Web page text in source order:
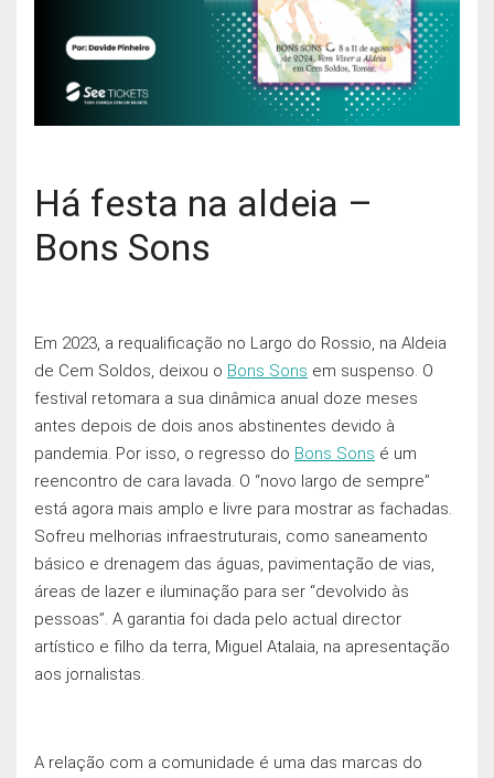
Há festa na aldeia –
Bons Sons
Em 2023, a requalificação no Largo do Rossio, na Aldeia
de Cem Soldos, deixou o Bons Sons em suspenso. O
festival retomara a sua dinâmica anual doze meses
antes depois de dois anos abstinentes devido à
pandemia. Por isso, o regresso do Bons Sons é um
reencontro de cara lavada. O “novo largo de sempre”
está agora mais amplo e livre para mostrar as fachadas.
Sofreu melhorias infraestruturais, como saneamento
básico e drenagem das águas, pavimentação de vias,
áreas de lazer e iluminação para ser “devolvido às
pessoas”. A garantia foi dada pelo actual director
artístico e filho da terra, Miguel Atalaia, na apresentação
aos jornalistas.
A relação com a comunidade é uma das marcas do